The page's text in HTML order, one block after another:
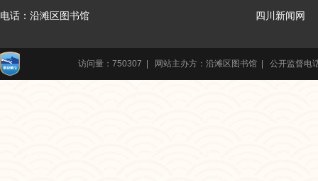
电话：沿滩区图书馆 四川新闻网
访问量：750307 | 网站主办方：沿滩区图书馆 | 公开监督